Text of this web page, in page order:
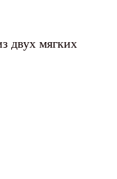
двух мягких